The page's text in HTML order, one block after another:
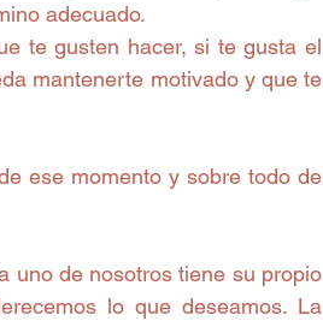
adecuado.
te gusten hacer, si te gusta el
mantenerte motivado y que te
ese momento y sobre todo de
uno de nosotros tiene su propio
lo que deseamos. La